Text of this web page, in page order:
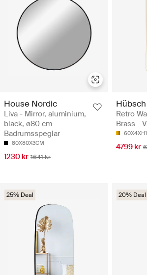
House Nordic
Liva - Mirror, aluminium,
black, ø80 cm -
Badrumsspeglar
80X80X3CM
1230 kr 1641 kr
Hübsch
Retro
Brass -
4799 kr
25% Deal 20% Deal